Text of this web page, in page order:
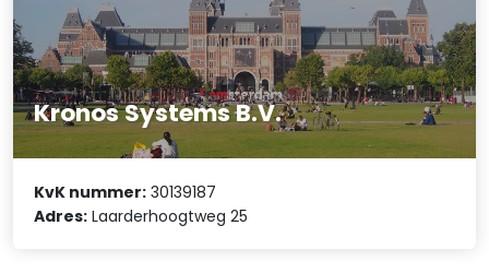
Kronos Systems B.V.
KvK nummer: 30139187
Adres: Laarderhoogtweg 25